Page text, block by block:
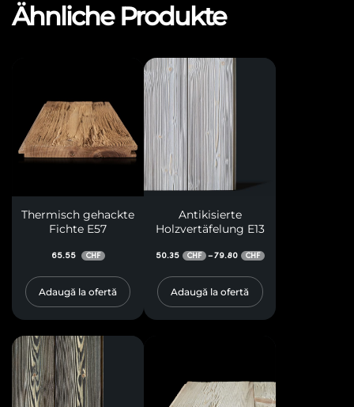
Ähnliche Produkte
Thermisch gehackte
Fichte E57
65.55 CHF
Adaugă la ofertă
Antikisierte
Holzvertäfelung E13
50.35 CHF –79.80 CHF
Adaugă la ofertă